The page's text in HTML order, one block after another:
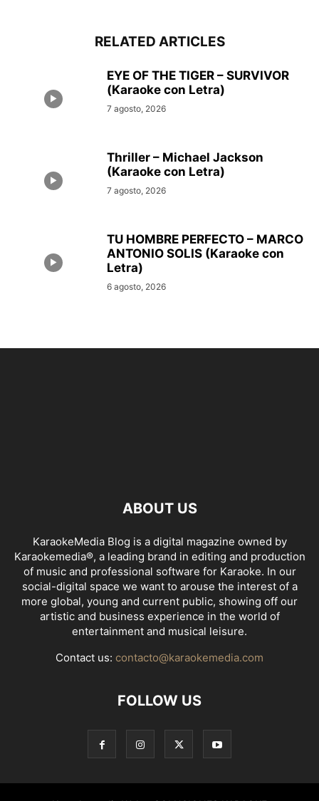
RELATED ARTICLES
EYE OF THE TIGER – SURVIVOR
(Karaoke con Letra)
7 agosto, 2026
Thriller – Michael Jackson
(Karaoke con Letra)
7 agosto, 2026
TU HOMBRE PERFECTO – MARCO
ANTONIO SOLIS (Karaoke con
Letra)
6 agosto, 2026
ABOUT US
KaraokeMedia Blog is a digital magazine owned by
Karaokemedia®, a leading brand in editing and production
of music and professional software for Karaoke. In our
social-digital space we want to arouse the interest of a
more global, young and current public, showing off our
artistic and business experience in the world of
entertainment and musical leisure.
Contact us: contacto@karaokemedia.com
FOLLOW US